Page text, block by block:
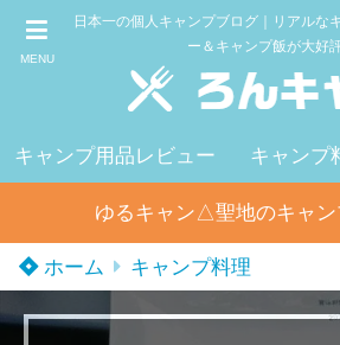
MENU
日本一の個人キャンプブログ｜リアルな
ー＆キャンプ飯が大好
キャンプ用品レビュー キャンプ
ゆるキャン△聖地のキャン
ホーム キャンプ料理